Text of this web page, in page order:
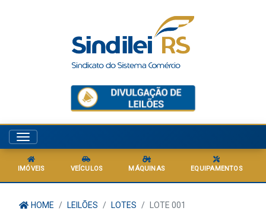
Menu
IMÓVEIS VEÍCULOS MÁQUINAS EQUIPAMENTOS
HOME LEILÕES LOTES LOTE 001